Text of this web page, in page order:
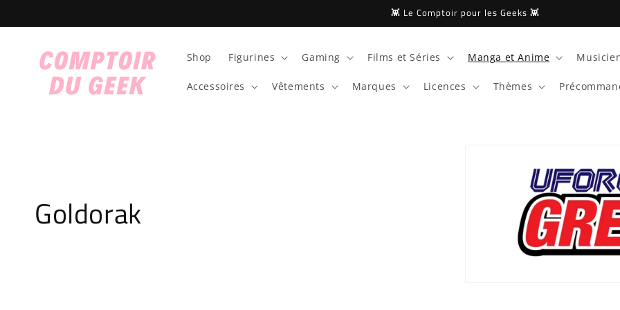
au
👾 Le Comptoir pour les Geeks 👾
Shop Figurines Gaming Films et Séries Manga et Anime
Accessoires Vêtements Marques Licences Thèmes
C
Goldorak